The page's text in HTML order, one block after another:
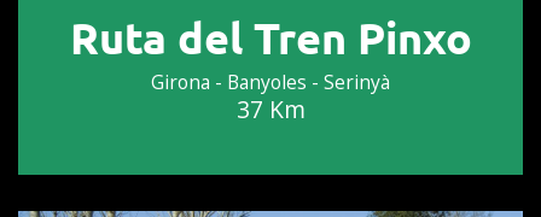
Ruta del Tren Pinxo
Girona - Banyoles - Serinyà
37 Km